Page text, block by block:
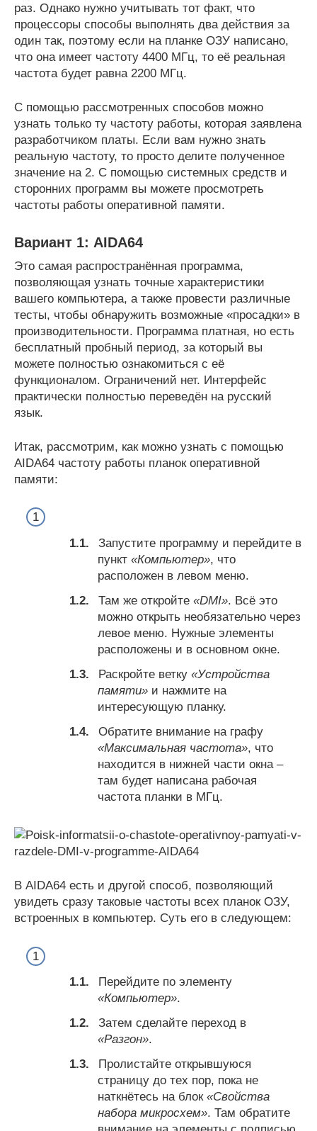
раз. Однако нужно учитывать тот факт, что
процессоры способы выполнять два действия за
один так, поэтому если на планке ОЗУ написано,
что она имеет частоту 4400 МГц, то её реальная
частота будет равна 2200 МГц.
С помощью рассмотренных способов можно
узнать только ту частоту работы, которая заявлена
разработчиком платы. Если вам нужно знать
реальную частоту, то просто делите полученное
значение на 2. С помощью системных средств и
сторонних программ вы можете просмотреть
частоты работы оперативной памяти.
Вариант 1: AIDA64
Это самая распространённая программа,
позволяющая узнать точные характеристики
вашего компьютера, а также провести различные
тесты, чтобы обнаружить возможные «просадки» в
производительности. Программа платная, но есть
бесплатный пробный период, за который вы
можете полностью ознакомиться с её
функционалом. Ограничений нет. Интерфейс
практически полностью переведён на русский
язык.
Итак, рассмотрим, как можно узнать с помощью
AIDA64 частоту работы планок оперативной
памяти:
Запустите программу и перейдите в
пункт «Компьютер», что
расположен в левом меню.
Там же откройте «DMI». Всё это
можно открыть необязательно через
левое меню. Нужные элементы
расположены и в основном окне.
Раскройте ветку «Устройства
памяти» и нажмите на
интересующую планку.
Обратите внимание на графу
«Максимальная частота», что
находится в нижней части окна –
там будет написана рабочая
частота планки в МГц.
В AIDA64 есть и другой способ, позволяющий
увидеть сразу таковые частоты всех планок ОЗУ,
встроенных в компьютер. Суть его в следующем:
Перейдите по элементу
«Компьютер».
Затем сделайте переход в
«Разгон».
Пролистайте открывшуюся
страницу до тех пор, пока не
наткнётесь на блок «Свойства
набора микросхем». Там обратите